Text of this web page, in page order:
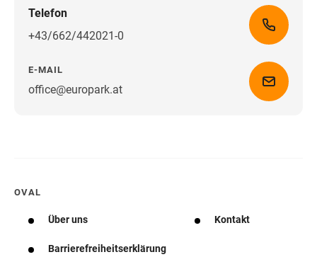
Telefon
+43/662/442021-0
E-MAIL
office@europark.atWegbeschreibung erhalten
OVAL
Über uns Kontakt
Barrierefreiheitserklärung